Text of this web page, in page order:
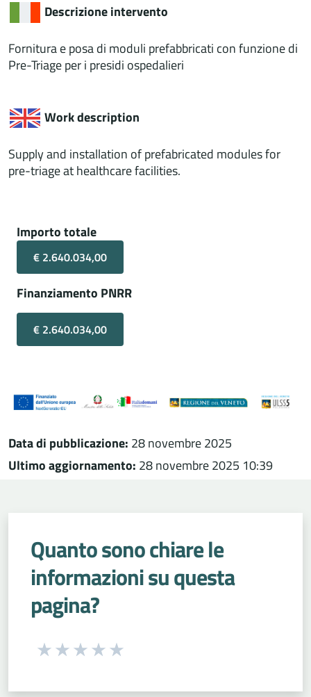
Descrizione intervento
Fornitura e posa di moduli prefabbricati con funzione di
Pre-Triage per i presidi ospedalieri
Work description
Supply and installation of prefabricated modules for
pre-triage at healthcare facilities.
Importo totale
€ 2.640.034,00
Finanziamento PNRR
€ 2.640.034,00
Data di pubblicazione: 28 novembre 2025
Ultimo aggiornamento: 28 novembre 2025 10:39
Quanto sono chiare le
informazioni su questa
pagina?
Seleziona una valutazione da 1 a 5 stelle